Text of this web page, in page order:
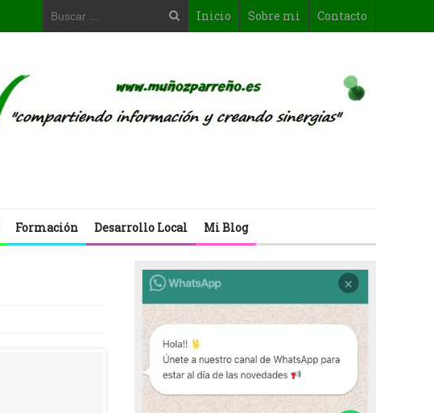
Inicio Sobre mi Contacto
Formación Desarrollo Local Mi Blog